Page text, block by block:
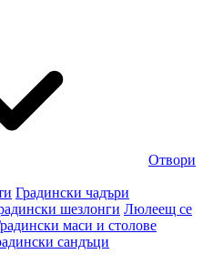
Отвори
Градински чадъри
шезлонги Люлеещ се
маси и столове
сандъци